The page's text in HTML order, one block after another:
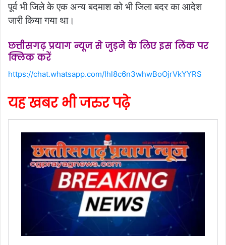
पूर्व भी जिले के एक अन्य बदमाश को भी जिला बदर का आदेश
जारी किया गया था।
छत्तीसगढ़ प्रयाग न्यूज से जुड़ने के लिए इस लिंक पर
क्लिक करें
https://chat.whatsapp.com/Ihl8c6n3whwBoOjrVkYYRS
यह खबर भी जरुर पढ़े